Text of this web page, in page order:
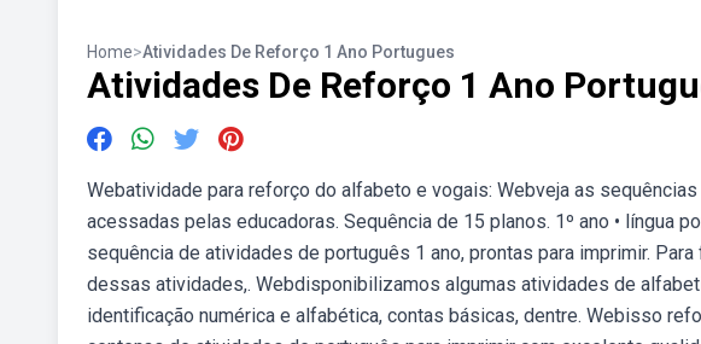
Home>Atividades De Reforço 1 Ano Portugues
Atividades De Reforço 1 Ano
Webatividade para reforço do alfabeto e vogais: Webveja as
acessadas pelas educadoras. Sequência de 15 planos. 1º ano • língua
sequência de atividades de português 1 ano, prontas para imprimir.
dessas atividades,. Webdisponibilizamos algumas atividades de
identificação numérica e alfabética, contas básicas, dentre. Webisso